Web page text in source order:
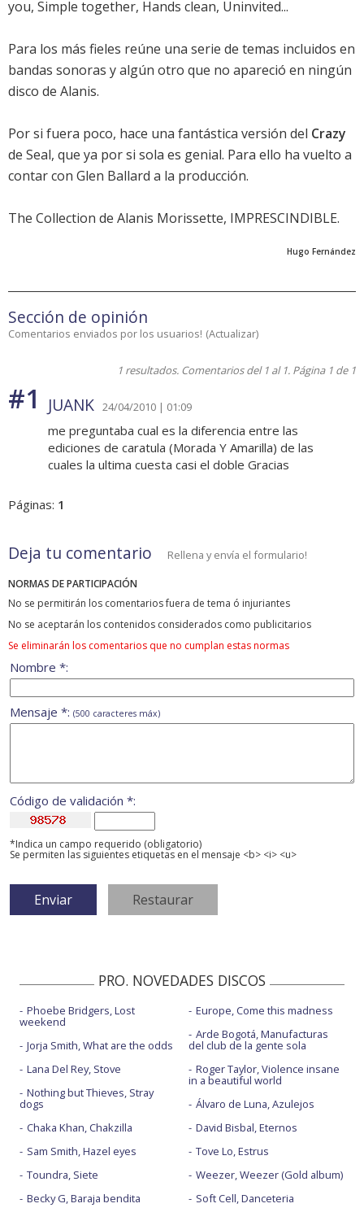
you, Simple together, Hands clean, Uninvited...
Para los más fieles reúne una serie de temas incluidos en
bandas sonoras y algún otro que no apareció en ningún
disco de Alanis.
Por si fuera poco, hace una fantástica versión del Crazy
de Seal, que ya por si sola es genial. Para ello ha vuelto a
contar con Glen Ballard a la producción.
The Collection de Alanis Morissette, IMPRESCINDIBLE.
Hugo Fernández
Sección de opinión
Comentarios enviados por los usuarios! (Actualizar)
1 resultados. Comentarios del 1 al 1. Página 1 de 1
#1 JUANK 24/04/2010 | 01:09
me preguntaba cual es la diferencia entre las
ediciones de caratula (Morada Y Amarilla) de las
cuales la ultima cuesta casi el doble Gracias
Páginas: 1
Deja tu comentario Rellena y envía el formulario!
NORMAS DE PARTICIPACIÓN
No se permitirán los comentarios fuera de tema ó injuriantes
No se aceptarán los contenidos considerados como publicitarios
Se eliminarán los comentarios que no cumplan estas normas
Nombre *:
Mensaje *: (500 caracteres máx)
Código de validación *:
*Indica un campo requerido (obligatorio)
Se permiten las siguientes etiquetas en el mensaje <b> <i> <u>
PRO. NOVEDADES DISCOS
Phoebe Bridgers, Lost
weekend
Jorja Smith, What are the odds
Lana Del Rey, Stove
Nothing but Thieves, Stray
dogs
Chaka Khan, Chakzilla
Sam Smith, Hazel eyes
Toundra, Siete
Becky G, Baraja bendita
Europe, Come this madness
Arde Bogotá, Manufacturas
del club de la gente sola
Roger Taylor, Violence insane
in a beautiful world
Álvaro de Luna, Azulejos
David Bisbal, Eternos
Tove Lo, Estrus
Weezer, Weezer (Gold album)
Soft Cell, Danceteria